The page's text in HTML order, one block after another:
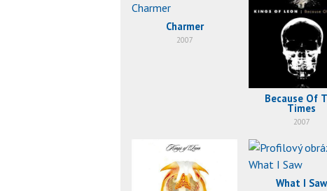
Charmer
2007
Because Of
Times
2007
What I Saw